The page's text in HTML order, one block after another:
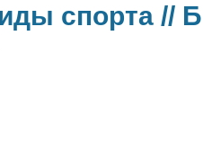
спорта //